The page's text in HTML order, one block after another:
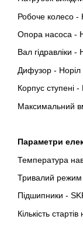
Робоче колесо -
Опора насоса -
Вал гідравліки
Дифузор - Норіл
Корпус ступені
Максимальний
Параметри
Температура
Тривалий режим
Підшипники -
Кількість